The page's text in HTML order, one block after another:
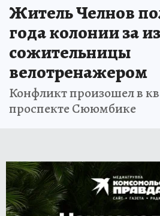
Житель Челнов
года колонии за
сожительницы
велотренажером
Конфликт произошел в
проспекте Сююмбике